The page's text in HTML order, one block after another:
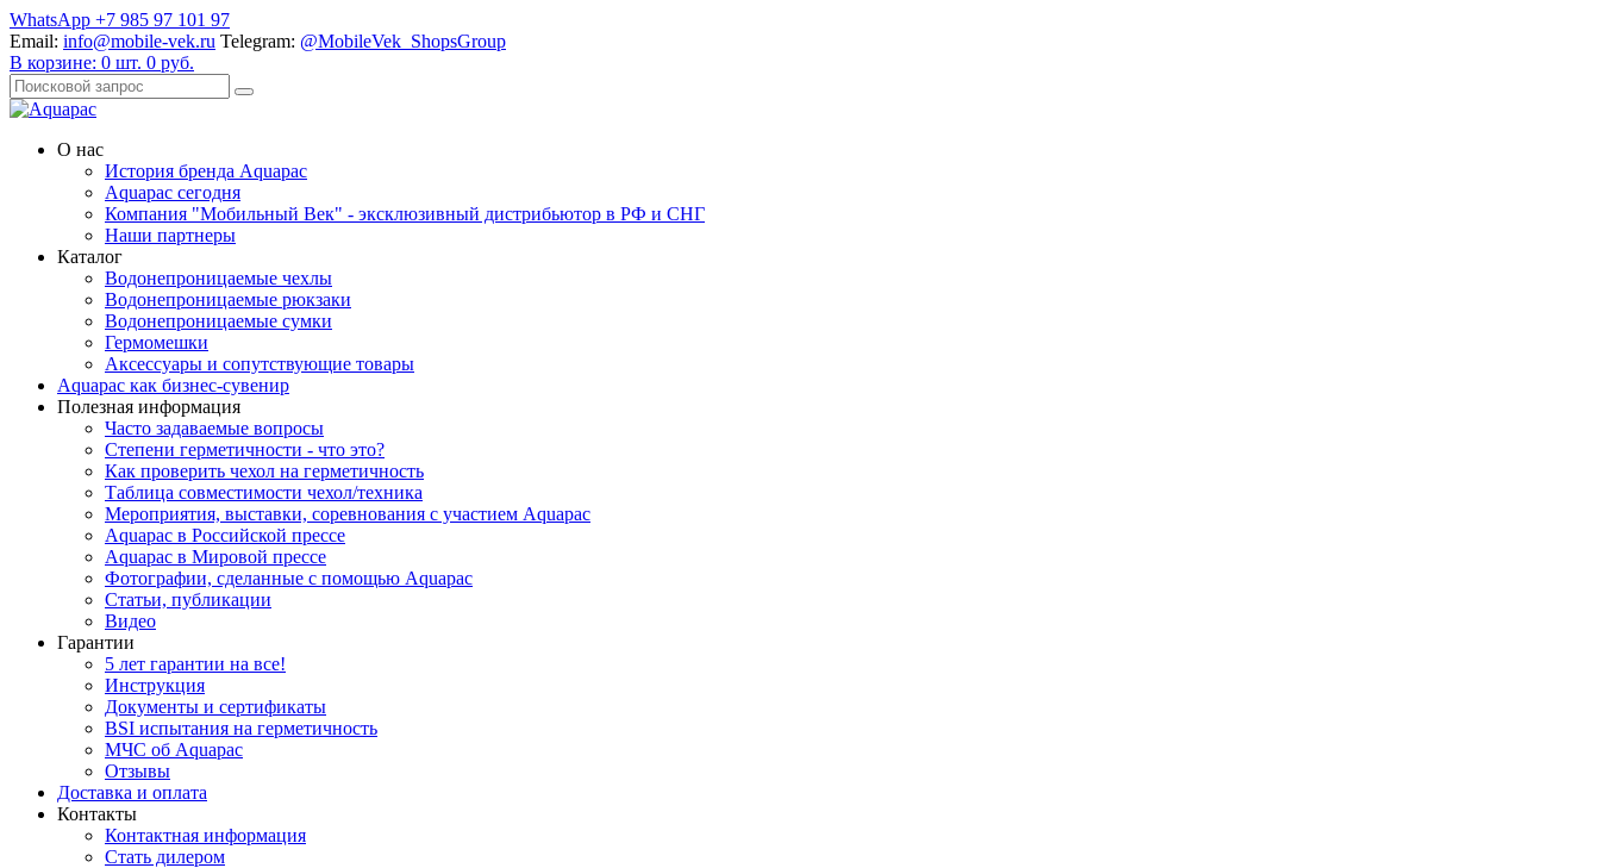
WhatsApp +7 985 97 101 97
Email: info@mobile-vek.ru Telegram: @MobileVek_ShopsGroup
В корзине: 0 шт. 0 руб.
О нас
История бренда Aquapac
Aquapac cегодня
Компания "Мобильный Век" - эксклюзивный дистрибьютор в РФ и СНГ
Наши партнеры
Каталог
Водонепроницаемые чехлы
Водонепроницаемые рюкзаки
Водонепроницаемые сумки
Гермомешки
Аксессуары и сопутствующие товары
Aquapac как бизнес-сувенир
Полезная информация
Часто задаваемые вопросы
Степени герметичности - что это?
Как проверить чехол на герметичность
Таблица совместимости чехол/техника
Мероприятия, выставки, соревнования с участием Aquapac
Aquapac в Российской прессе
Aquapac в Мировой прессе
Фотографии, сделанные с помощью Aquapac
Статьи, публикации
Видео
Гарантии
5 лет гарантии на все!
Инструкция
Документы и сертификаты
BSI испытания на герметичность
МЧС об Aquapac
Отзывы
Доставка и оплата
Контакты
Контактная информация
Стать дилером